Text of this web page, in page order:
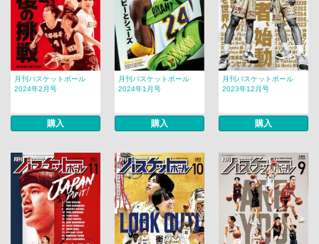
月刊バスケットボール
2024年2月号
購入
月刊バスケットボール
2024年1月号
購入
月刊バスケットボール
2023年12月号
購入